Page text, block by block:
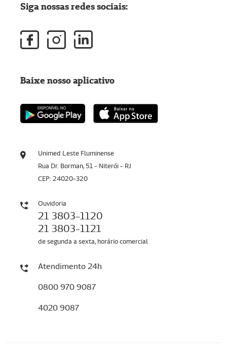
Unimed Leste Fluminense
Rua Dr. Borman, 51 - Niterói - RJ
CEP: 24020-320
Ouvidoria
21 3803-1120
21 3803-1121
de segunda a sexta, horário comercial
Atendimento 24h
0800 970 9087
4020 9087
Siga nossas redes sociais:
Baixe nosso aplicativo